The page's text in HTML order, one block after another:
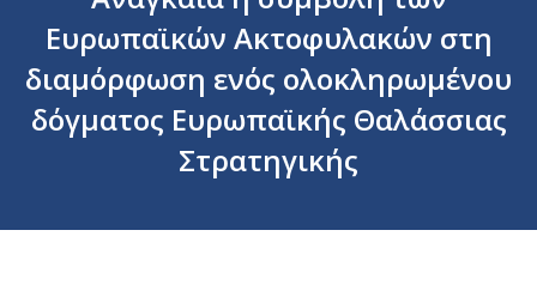
Ευρωπαϊκών Ακτοφυλακών στη
διαμόρφωση ενός ολοκληρωμένου
δόγματος Ευρωπαϊκής Θαλάσσιας
Στρατηγικής